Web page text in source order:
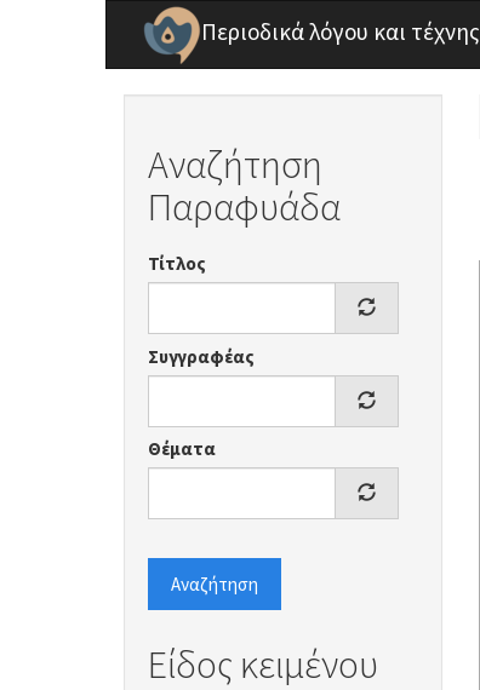
Παράκαμψη προς το κυρίως περιεχόμενο
Περιοδικά λόγου και τέχνης
Αναζήτηση
Παραφυάδα
Τίτλος
Συγγραφέας
Θέματα
Αναζήτηση
Είδος κειμένου